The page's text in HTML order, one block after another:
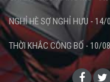
NGHỈ HÈ SỢ NGHỈ HƯU -
THỜI KHẮC CÔNG BỐ - 10/